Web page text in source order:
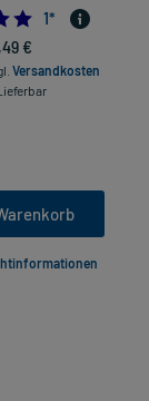
5.0
1*
€
Versandkosten